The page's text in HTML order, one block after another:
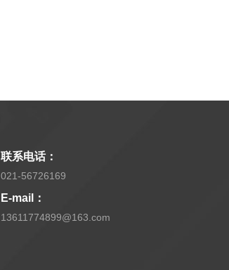
联系电话：
021-56726169
E-mail：
13611774899@163.com